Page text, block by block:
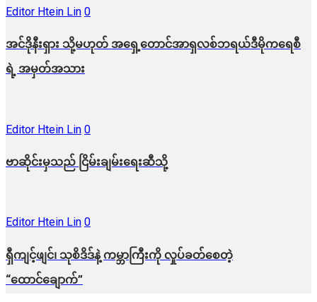
Editor Htein Lin 0
အင်ဒိုနီးရှား သို့မဟုတ် အရှေ့တောင်အာရှလစ်ဘရယ်ဒီမိုကရေစီ
ရဲ့ အမှတ်အသား
Editor Htein Lin 0
ဗာဆိုင်းမှသည် ငြိမ်းချမ်းရေးဆီသို့
Editor Htein Lin 0
ရှီကျင့်ဖျင်၊ သုစိဒိဒ်နဲ့ ကမ္ဘာကြီးကို လှုပ်ခတ်စေတဲ့
“ထောင်ချောက်”